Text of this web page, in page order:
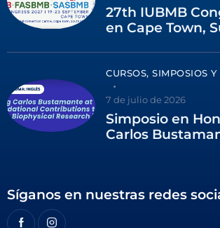
27th IUBMB
en Cape Town,
CURSOS, SIMPOSIOS
7 de julio de 2026
Simposio en
Carlos
Síganos en nuestras redes